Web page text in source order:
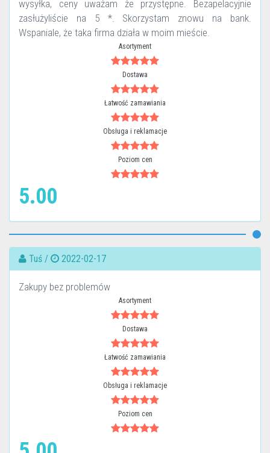
wysyłka, ceny uważam że przystępne. Bezapelacyjnie
zasłużyliście na 5 *. Skorzystam znowu na bank.
Wspaniale, że taka firma działa w moim mieście.
Asortyment
Dostawa
Łatwość zamawiania
Obsługa i reklamacje
Poziom cen
5.00
Tuś / 2022-02-17
Zakupy bez problemów
Asortyment
Dostawa
Łatwość zamawiania
Obsługa i reklamacje
Poziom cen